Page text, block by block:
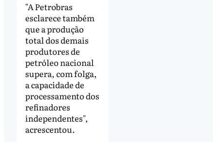
"A Petrobras
esclarece também
que a produção
total dos demais
produtores de
petróleo nacional
supera, com folga,
a capacidade de
processamento dos
refinadores
independentes",
acrescentou.